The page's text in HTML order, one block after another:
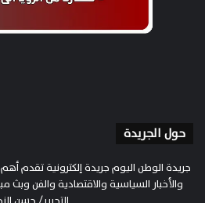
حول الجريدة
جريدة الوطن اليوم جريدة إلكترونية تقدم أهم
والأخبار السياسية والاقتصادية والفن وبث